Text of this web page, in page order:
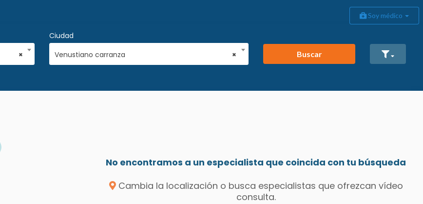
Soy médico
×
Ciudad
×
Venustiano carranza Buscar
No encontramos a un especialista que coincida con tu búsqueda
Cambia la localización o busca especialistas que ofrezcan vídeo
consulta.